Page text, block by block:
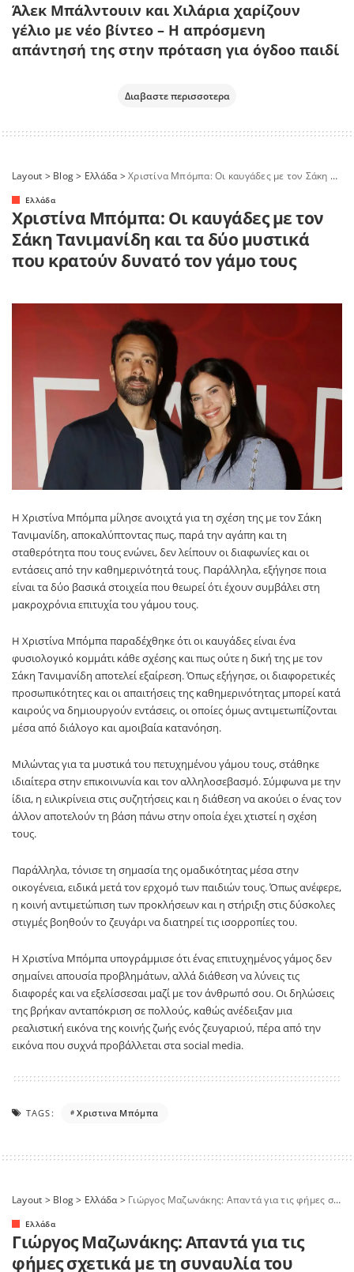
Άλεκ Μπάλντουιν και Χιλάρια χαρίζουν
γέλιο με νέο βίντεο – Η απρόσμενη
απάντησή της στην πρόταση για όγδοο παιδί
Διαβαστε περισσοτερα
Layout > Blog> Ελλάδα>Χριστίνα Μπόμπα: Οι καυγάδες με τον Σάκη Τανιμανίδη και τα δύο μυστικά που κρατούν δυνατό τον γάμο τους
Ελλάδα
Χριστίνα Μπόμπα: Οι καυγάδες με τον
Σάκη Τανιμανίδη και τα δύο μυστικά
που κρατούν δυνατό τον γάμο τους
Η Χριστίνα Μπόμπα μίλησε ανοιχτά για τη σχέση της με τονΣάκη
Τανιμανίδη, αποκαλύπτοντας πως, παρά την αγάπη και τη
σταθερότητα που τους ενώνει, δεν λείπουν οι διαφωνίες και οι
εντάσεις από την καθημερινότητά τους. Παράλληλα, εξήγησε ποια
είναι τα δύο βασικά στοιχεία που θεωρεί ότι έχουν συμβάλει στη
μακροχρόνια επιτυχία του γάμου τους.
Η Χριστίνα Μπόμπα παραδέχθηκε ότι οι καυγάδες είναι ένα
φυσιολογικό κομμάτι κάθε σχέσης και πως ούτε η δική της με τον
Σάκη Τανιμανίδη αποτελεί εξαίρεση. Όπως εξήγησε, οι διαφορετικές
προσωπικότητες και οι απαιτήσεις της καθημερινότητας μπορεί κατά
καιρούς να δημιουργούν εντάσεις, οι οποίες όμως αντιμετωπίζονται
μέσα από διάλογο και αμοιβαία κατανόηση.
Μιλώντας για τα μυστικά του πετυχημένου γάμου τους, στάθηκε
ιδιαίτερα στην επικοινωνία και τον αλληλοσεβασμό. Σύμφωνα με την
ίδια, η ειλικρίνεια στις συζητήσεις και η διάθεση να ακούει ο ένας τον
άλλον αποτελούν τη βάση πάνω στην οποία έχει χτιστεί η σχέση
τους.
Παράλληλα, τόνισε τη σημασία της ομαδικότητας μέσα στην
οικογένεια, ειδικά μετά τον ερχομό των παιδιών τους. Όπως ανέφερε,
η κοινή αντιμετώπιση των προκλήσεων και η στήριξη στις δύσκολες
στιγμές βοηθούν το ζευγάρι να διατηρεί τις ισορροπίες του.
Η Χριστίνα Μπόμπα υπογράμμισε ότι ένας επιτυχημένος γάμος δεν
σημαίνει απουσία προβλημάτων, αλλά διάθεση να λύνεις τις
διαφορές και να εξελίσσεσαι μαζί με τον άνθρωπό σου. Οι δηλώσεις
της βρήκαν ανταπόκριση σε πολλούς, καθώς ανέδειξαν μια
ρεαλιστική εικόνα της κοινής ζωής ενός ζευγαριού, πέρα από την
εικόνα που συχνά προβάλλεται στα social media.
TAGS: Χριστινα Μπόμπα
Layout > Blog> Ελλάδα> Γιώργος Μαζωνάκης: Απαντά για τις φήμες σχετικά με τη συναυλία του
Ελλάδα
Γιώργος Μαζωνάκης: Απαντά για τις
φήμες σχετικά με τη συναυλία του